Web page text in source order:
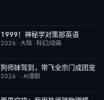
更新至第3集 10.0
1999！神秘学对策部英语
2026 · 大陆 · 科幻/动画
完结 10.0
狗师妹驾到，带飞全宗门成团宠
2026 · · AI漫剧